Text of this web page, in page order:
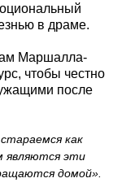
в драме.
Маршалла-
чтобы честно
после
как
являются эти
домой».